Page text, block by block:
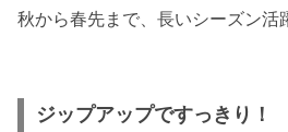
秋から春先まで、長いシーズン活
ジップアップですっきり！